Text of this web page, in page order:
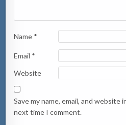
Name *
Email *
Website
Save my name, email, and
next time I comment.